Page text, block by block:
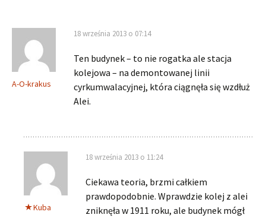
A-O-krakus
18 września 2013 o 07:14
Ten budynek – to nie rogatka ale stacja
kolejowa – na demontowanej linii
cyrkumwalacyjnej, która ciągnęła się wzdłuż
Alei.
Kuba
18 września 2013 o 11:24
Ciekawa teoria, brzmi całkiem
prawdopodobnie. Wprawdzie kolej z alei
zniknęła w 1911 roku, ale budynek mógł